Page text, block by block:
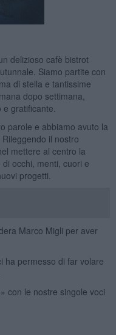
delizioso cafè bistrot
Siamo partite con
di stella e tantissime
dopo settimana,
gratificante.
parole e abbiamo avuto la
il nostro
mettere al centro la
occhi, menti, cuori e
progetti.
Marco Migli per aver
ha permesso di far volare
con le nostre singole voci